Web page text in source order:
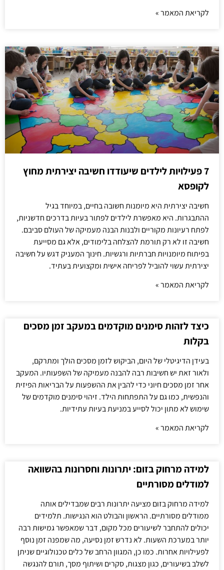
לקריאת המאמר »
7 פעילויות לילדים שיעודדו חשיבה יצירתית מחוץ
לקופסא
חשיבה יצירתית היא מיומנות חשובה בחיים, במיוחד בגיל
ההתבגרות. היא מאפשרת לילדים לפתור בעיות בדרכים חדשניות,
לפתח רעיונות מקוריים ולבנות הבנה מעמיקה של העולם סביבם.
חשיבה זו לא רק תורמת להצלחה בלימודים, אלא גם מסייעת
בפיתוח מיומנויות חברתיות ורגשיות. חינוך המעניק דגש על חשיבה
יצירתית עשוי להוביל לפריחה אישית ומקצועית בעתיד.
לקריאת המאמר »
כיצד לזהות סימנים מוקדמים במעקב זמן מסכים
בקלות
בעידן הדיגיטלי של היום, הביקוש לזמן מסכים הולך ומתרקם,
ולאור זאת יש חשיבות רבה להבנה מעמיקה של השפעותיו. המעקב
אחר זמן מסכים חיוני כדי להבין את ההשפעות על הבריאות הפיזית
והנפשית, כמו גם על התפתחות הילד. זיהוי סימנים מוקדמים של
שימוש לא מתון יכול לסייע במניעת בעיות עתידיות.
לקריאת המאמר »
למידה מרחוק בזום: יתרונות וחסרונות בהשוואה
למודלים מסורתיים
למידה מרחוק בזום מציעה יתרונות רבים שמבדילים אותה
ממודלים מסורתיים. הראשון והבולט הוא הנגישות. תלמידים
יכולים להתחבר לשיעורים מכל מקום, דבר שמאפשר גמישות רבה
יותר במערכת השעות. לא נדרש זמן נסיעה, מה שמפנה זמן נוסף
לפעילויות אחרות. כמו כן, המגוון הרחב של כלים טכנולוגיים שניתן
לשלב בשיעורים, כגון מצגות, סקרים ושיתוף מסך, תורם להנגשה